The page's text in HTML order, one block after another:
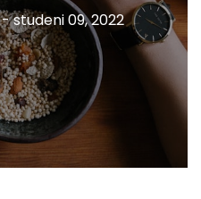
- studeni 09, 2022